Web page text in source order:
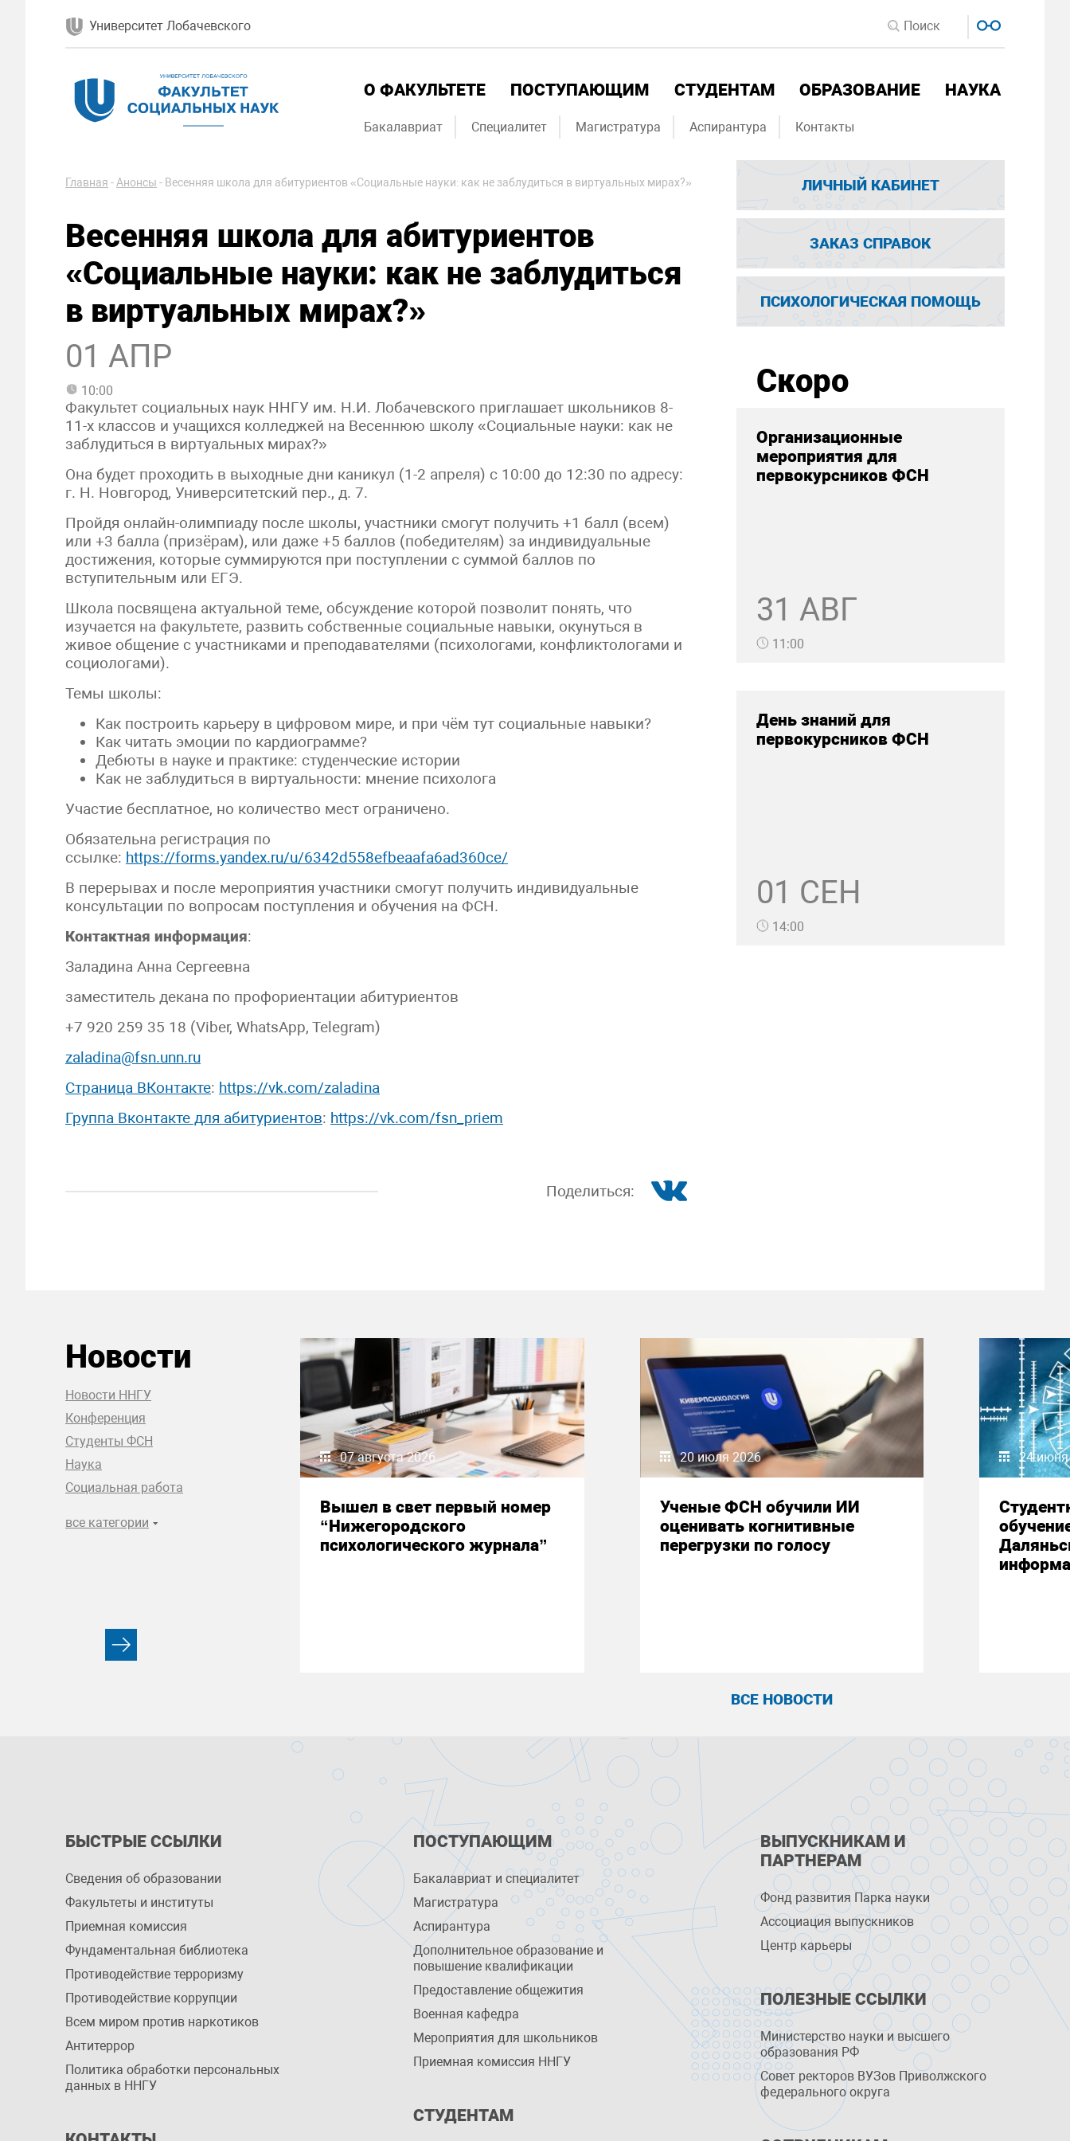
Университет Лобачевского
О ФАКУЛЬТЕТЕ ПОСТУПАЮЩИМ СТУДЕНТАМ ОБРАЗОВАНИЕ НАУКА
Бакалавриат Специалитет Магистратура Аспирантура Контакты
Главная -Анонсы - Весенняя школа для абитуриентов «Социальные науки: как не заблудиться в виртуальных мирах?»
Весенняя школа для абитуриентов
«Социальные науки: как не заблудиться
в виртуальных мирах?»
01 АПР
10:00
Факультет социальных наук ННГУ им. Н.И. Лобачевского приглашает школьников 8-
11-х классов и учащихся колледжей на Весеннюю школу «Социальные науки: как не
заблудиться в виртуальных мирах?»
Она будет проходить в выходные дни каникул (1-2 апреля) с 10:00 до 12:30 по адресу:
г. Н. Новгород, Университетский пер., д. 7.
Пройдя онлайн-олимпиаду после школы, участники смогут получить +1 балл (всем)
или +3 балла (призёрам), или даже +5 баллов (победителям) за индивидуальные
достижения, которые суммируются при поступлении с суммой баллов по
вступительным или ЕГЭ.
Школа посвящена актуальной теме, обсуждение которой позволит понять, что
изучается на факультете, развить собственные социальные навыки, окунуться в
живое общение с участниками и преподавателями (психологами, конфликтологами и
социологами).
Темы школы:
Как построить карьеру в цифровом мире, и при чём тут социальные навыки?
Как читать эмоции по кардиограмме?
Дебюты в науке и практике: студенческие истории
Как не заблудиться в виртуальности: мнение психолога
Участие бесплатное, но количество мест ограничено.
Обязательна регистрация по
ссылке: https://forms.yandex.ru/u/6342d558efbeaafa6ad360ce/
В перерывах и после мероприятия участники смогут получить индивидуальные
консультации по вопросам поступления и обучения на ФСН.
Контактная информация:
Заладина Анна Сергеевна
заместитель декана по профориентации абитуриентов
+7 920 259 35 18 (Viber, WhatsApp, Telegram)
zaladina@fsn.unn.ru
Страница ВКонтакте: https://vk.com/zaladina
Группа Вконтакте для абитуриентов: https://vk.com/fsn_priem
Поделиться:
ЛИЧНЫЙ КАБИНЕТ
ЗАКАЗ СПРАВОК
ПСИХОЛОГИЧЕСКАЯ ПОМОЩЬ
Скоро
Организационные
мероприятия для
первокурсников ФСН
31 АВГ
11:00
День знаний для
первокурсников ФСН
01 СЕН
14:00
Новости
Новости ННГУ
Конференция
Студенты ФСН
Наука
Социальная работа
все категории
07 августа 2026
Вышел в свет первый номер
“Нижегородского
психологического журнала”
20 июля 2026
Ученые ФСН обучили ИИ
оценивать когнитивные
перегрузки по голосу
24
ВСЕ НОВОСТИ
БЫСТРЫЕ ССЫЛКИ
Сведения об образовании
Факультеты и институты
Приемная комиссия
Фундаментальная библиотека
Противодействие терроризму
Противодействие коррупции
Всем миром против наркотиков
Антитеррор
Политика обработки персональных
данных в ННГУ
ПОСТУПАЮЩИМ
Бакалавриат и специалитет
Магистратура
Аспирантура
Дополнительное образование и
повышение квалификации
Предоставление общежития
Военная кафедра
Мероприятия для школьников
Приемная комиссия ННГУ
СТУДЕНТАМ
ВЫПУСКНИКАМ И
ПАРТНЕРАМ
Фонд развития Парка науки
Ассоциация выпускников
Центр карьеры
ПОЛЕЗНЫЕ ССЫЛКИ
Министерство науки и высшего
образования РФ
Совет ректоров ВУЗов Приволжского
федерального округа